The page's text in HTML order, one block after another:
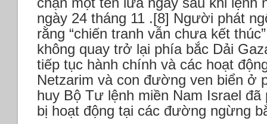
ngày 24 tháng 11 .[8] Người phát
rằng “chiến tranh vẫn chưa kết
không quay trở lại phía bắc Dải
tiếp tục hành chính và các hoạt
Netzarim và con đường ven biển ở
huy Bộ Tư lệnh miền Nam Israel
bị hoạt động tại các đường ngừng